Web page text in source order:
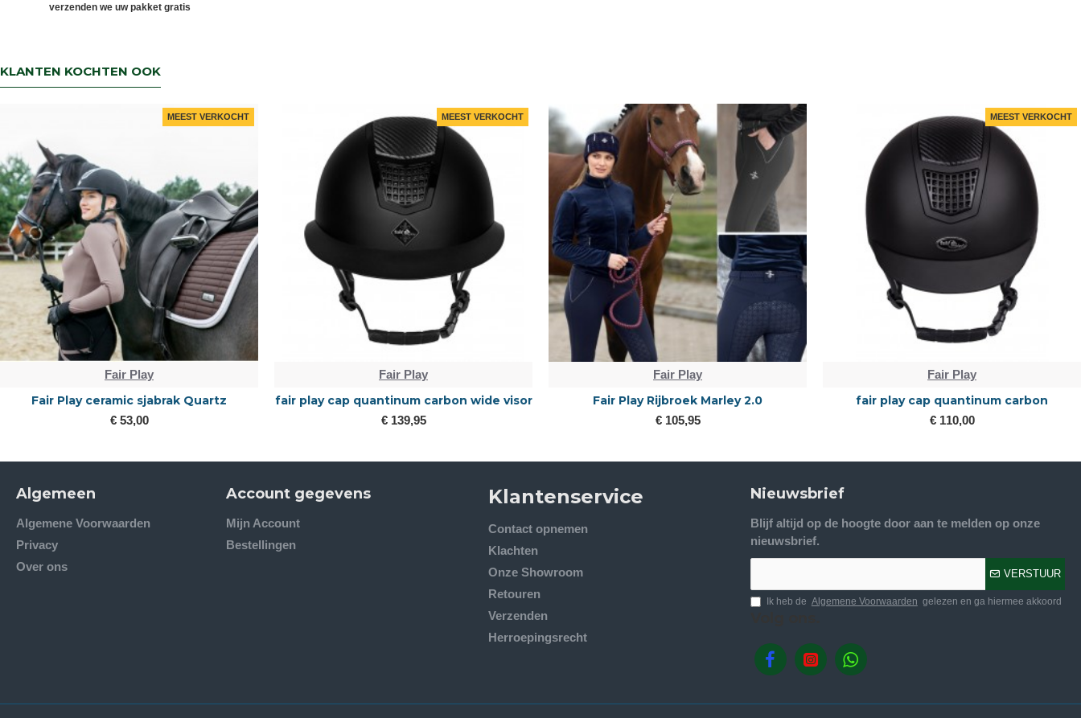
verzenden we uw pakket gratis
KLANTEN KOCHTEN OOK
MEEST VERKOCHT
Fair Play
Fair Play ceramic sjabrak Quartz
€ 53,00
MEEST VERKOCHT
Fair Play
fair play cap quantinum carbon wide visor
€ 139,95
Fair Play
Fair Play Rijbroek Marley 2.0
€ 105,95
MEEST VERKOCHT
Fair Play
fair play cap quantinum carbon
€ 110,00
Algemeen
Algemene Voorwaarden
Privacy
Over ons
Account gegevens
Mijn Account
Bestellingen
Klantenservice
Contact opnemen
Klachten
Onze Showroom
Retouren
Verzenden
Herroepingsrecht
Nieuwsbrief
Blijf altijd op de hoogte door aan te melden op onze
nieuwsbrief.
VERSTUUR
Ik heb de Algemene Voorwaarden gelezen en ga hiermee akkoord